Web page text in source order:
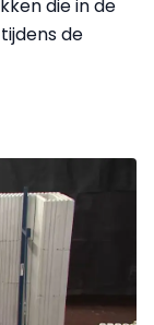
die in de
de